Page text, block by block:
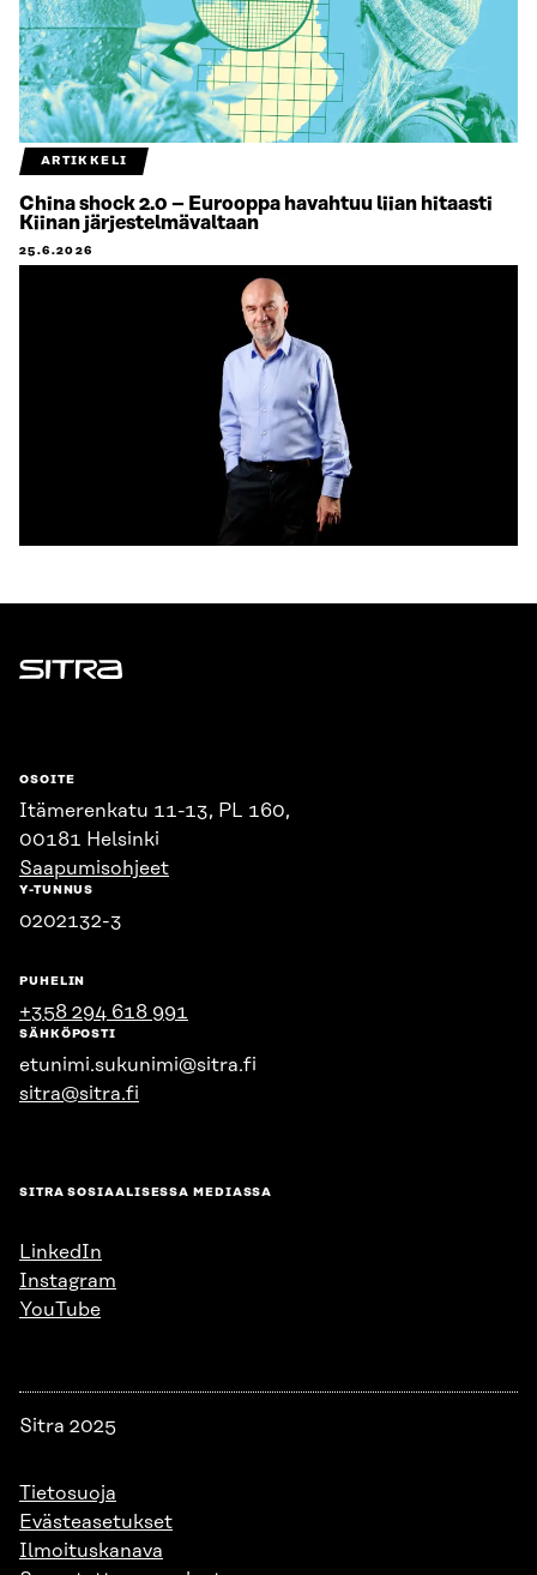
ARTIKKELI
China shock 2.0 – Eurooppa havahtuu liian hitaasti
Kiinan järjestelmävaltaan
25.6.2026
Sitra
OSOITE
Itämerenkatu 11-13, PL 160,
00181 Helsinki
Saapumisohjeet
Y-TUNNUS
0202132-3
PUHELIN
+358 294 618 991
SÄHKÖPOSTI
etunimi.sukunimi@sitra.fi
sitra@sitra.fi
SITRA SOSIAALISESSA MEDIASSA
LinkedIn
Instagram
YouTube
Sitra 2025
Tietosuoja
Evästeasetukset
Ilmoituskanava